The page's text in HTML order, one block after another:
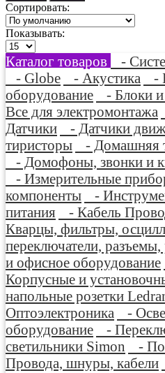
Сортировать:
Показывать:
Каталог товаров
-
- Globe
- Акустика
-
оборудование
- Блоки и
Все для электромонтажа
Датчики
- Датчики
тиристоры
- Домашняя
- Домофоны, звонки и
- Измерительные
компоненты
-
питания
- Кабель
Кварцы, фильтры,
переключатели, разъемы,
и офисное оборудование
Корпусные и
напольные розетки
Оптоэлектроника
-
оборудование
-
светильники Simon
-
Провода, шнуры, кабели